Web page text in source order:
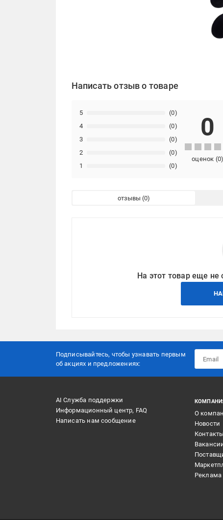
Написать отзыв о товаре
1 (0)
2 (0)
3 (0)
4 (0)
5 (0)
0
оценок (0)
отзывы
На этот товар еще не
Подписывайтесь, чтобы узнавать первым
об акцияx и предложениях:
AI Служба поддержки
Информационный центр, FAQ
Написать нам сообщение
О
Новости
Контакты
Реклама